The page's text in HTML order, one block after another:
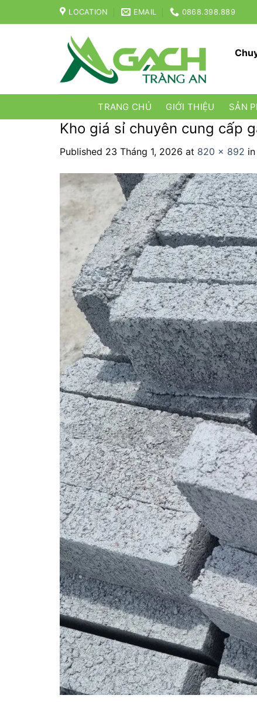
to
LOCATION EMAIL 0868.398.889
TRANG CHỦ GIỚI THIỆU SẢN
Kho giá sỉ chuyên cung cấp
Published 23 Tháng 1, 2026 at 820 × 892 in